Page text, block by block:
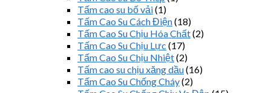
Tấm cao su bố vải(1)
Tấm Cao Su Cách Điện(18)
Tấm Cao Su Chịu Hóa Chất(2)
Tấm Cao Su Chịu Lực (17)
Tấm Cao Su Chịu Nhiệt(2)
Tấm cao su chịu xăng dầu(16)
Tấm Cao Su Chống Cháy(2)